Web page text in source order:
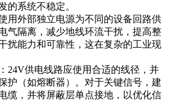
的系统不稳定。
使用外部独立电源为不同的设备回路供
气隔离，减少地线环流干扰，提高整
扰能力和可靠性，这在复杂的工业现
：24V供电线路应使用合适的线径，并
护（如熔断器）。对于关键信号，建
缆，并将屏蔽层单点接地，以优化信